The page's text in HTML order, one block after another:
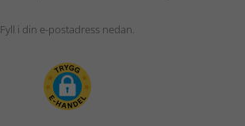
Fyll i din e-postadress nedan.